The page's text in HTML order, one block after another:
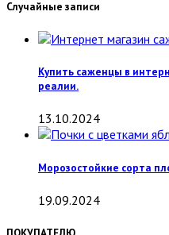
Случайные записи
Купить саженцы в
реалии.
13.10.2024
Морозостойкие сорта
19.09.2024